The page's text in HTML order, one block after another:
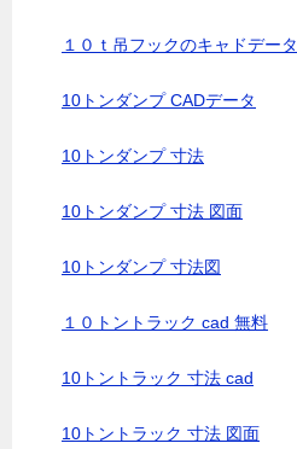
１０ｔ吊フックのキャドデータ
10トンダンプ CADデータ
10トンダンプ 寸法
10トンダンプ 寸法 図面
10トンダンプ 寸法図
１０トントラック cad 無料
10トントラック 寸法 cad
10トントラック 寸法 図面